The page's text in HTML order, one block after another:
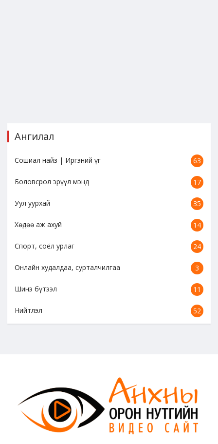
Ангилал
Сошиал найз | Иргэний үг 63
Боловсрол эрүүл мэнд 17
Уул уурхай 35
Хөдөө аж ахуй 14
Спорт, соёл урлаг 24
Онлайн худалдаа, сурталчилгаа 3
Шинэ бүтээл 11
Нийтлэл 52